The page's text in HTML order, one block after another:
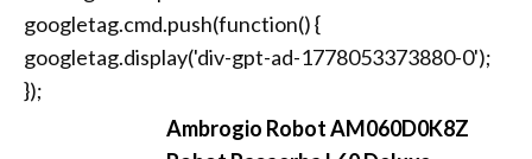
googletag.cmd.push(function() {
googletag.display('div-gpt-ad-1778053373880-0');
});
Ambrogio Robot AM060D0K8Z